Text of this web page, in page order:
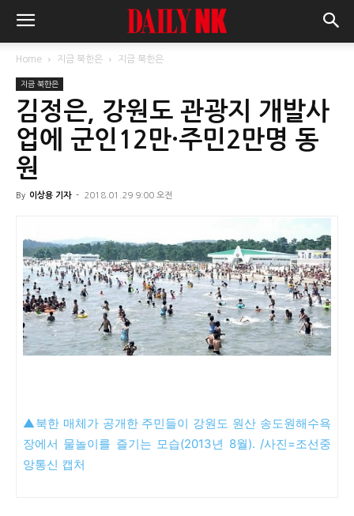
Home 지금 북한은 지금 북한은
지금 북한은
김정은, 강원도 관광지 개발사
업에 군인12만·주민2만명 동
원
By 이상용 기자 - 2018.01.29 9:00 오전
▲북한 매체가 공개한 주민들이 강원도 원산 송도원해수욕
장에서 물놀이를 즐기는 모습(2013년 8월). /사진=조선중
앙통신 캡처